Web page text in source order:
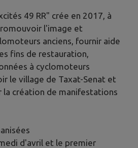
49 RR" crée en 2017, à
l'image et
anciens, fournir aide
fins de restauration,
à cyclomoteurs
le village de Taxat-Senat et
la création de manifestations
d'avril et le premier